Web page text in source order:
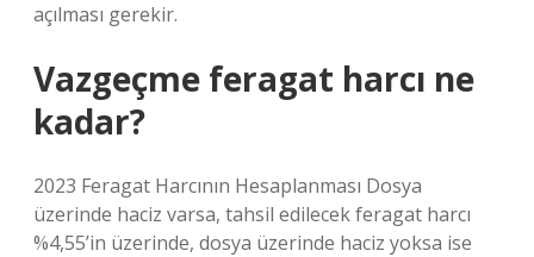
açılması gerekir.
Vazgeçme feragat harcı ne
kadar?
2023 Feragat Harcının Hesaplanması Dosya
üzerinde haciz varsa, tahsil edilecek feragat harcı
%4,55’in üzerinde, dosya üzerinde haciz yoksa ise